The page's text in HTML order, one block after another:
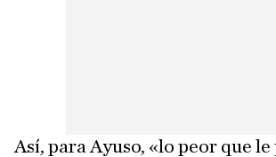
Así, para Ayuso, «lo peor que